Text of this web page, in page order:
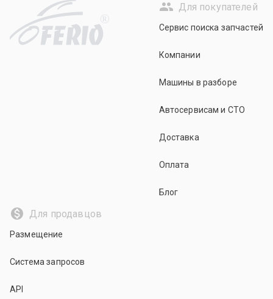
R
Для покупателей
Сервис поиска запчастей
Компании
Машины в разборе
Автосервисам и СТО
Доставка
Оплата
Блог
Для продавцов
Размещение
Система запросов
API